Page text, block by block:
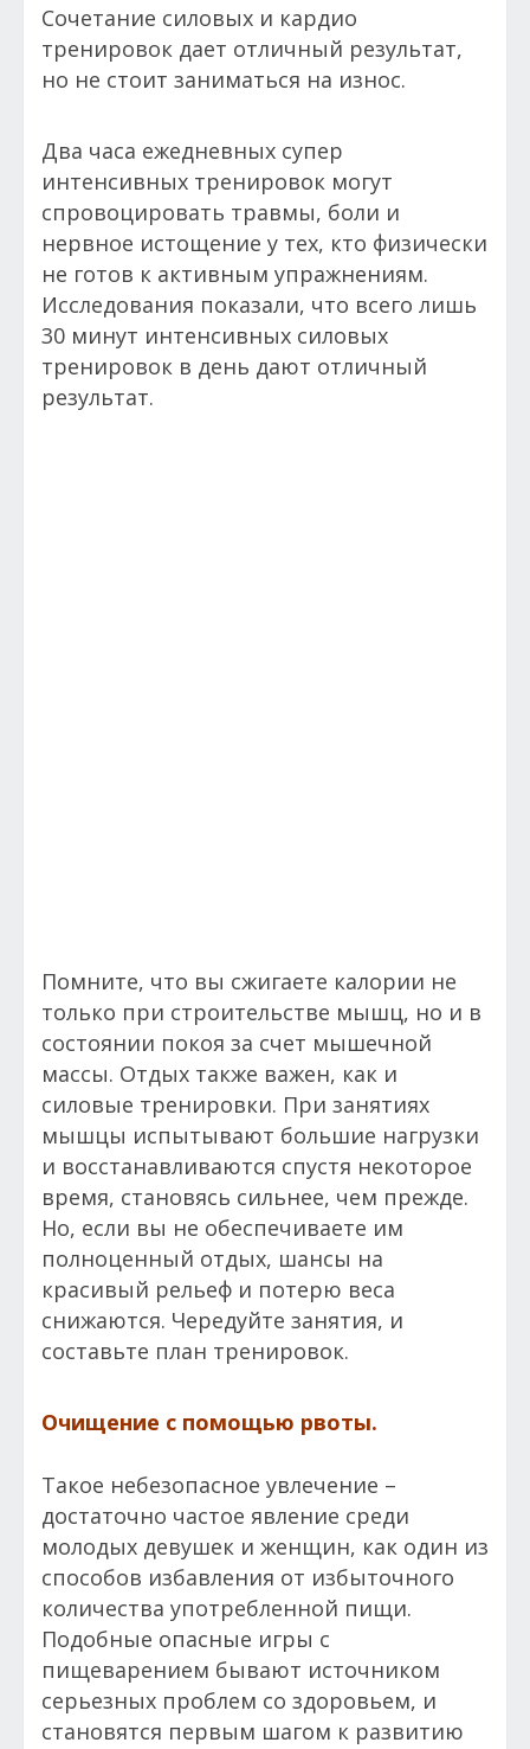
Сочетание силовых и кардио
тренировок дает отличный результат,
но не стоит заниматься на износ.
Два часа ежедневных супер
интенсивных тренировок могут
спровоцировать травмы, боли и
нервное истощение у тех, кто физически
не готов к активным упражнениям.
Исследования показали, что всего лишь
30 минут интенсивных силовых
тренировок в день дают отличный
результат.
Помните, что вы сжигаете калории не
только при строительстве мышц, но и в
состоянии покоя за счет мышечной
массы. Отдых также важен, как и
силовые тренировки. При занятиях
мышцы испытывают большие нагрузки
и восстанавливаются спустя некоторое
время, становясь сильнее, чем прежде.
Но, если вы не обеспечиваете им
полноценный отдых, шансы на
красивый рельеф и потерю веса
снижаются. Чередуйте занятия, и
составьте план тренировок.
Очищение с помощью рвоты.
Такое небезопасное увлечение –
достаточно частое явление среди
молодых девушек и женщин, как один из
способов избавления от избыточного
количества употребленной пищи.
Подобные опасные игры с
пищеварением бывают источником
серьезных проблем со здоровьем, и
становятся первым шагом к развитию